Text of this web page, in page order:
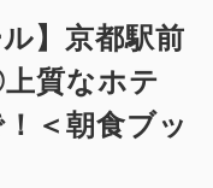
】京都駅前
質なホテ
＜朝食ブッ